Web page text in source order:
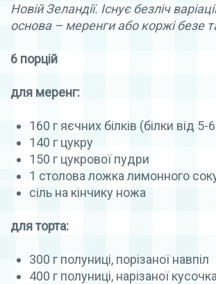
Новій Зеландії. Існує безліч
основа – меренги або коржі безе
6 порцій
для меренг:
160 г яєчних білків (білки від 5-
140 г цукру
150 г цукрової пудри
1 столова ложка лимонного
сіль на кінчику ножа
для торта:
300 г полуниці, порізаної навпіл
400 г полуниці, нарізаної